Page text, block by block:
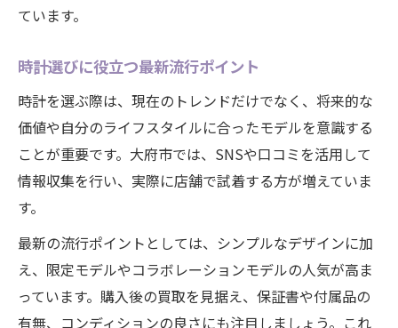
ています。
時計選びに役立つ最新流行ポイント
時計を選ぶ際は、現在のトレンドだけでなく、将来的な
価値や自分のライフスタイルに合ったモデルを意識する
ことが重要です。大府市では、SNSや口コミを活用して
情報収集を行い、実際に店舗で試着する方が増えていま
す。
最新の流行ポイントとしては、シンプルなデザインに加
え、限定モデルやコラボレーションモデルの人気が高ま
っています。購入後の買取を見据え、保証書や付属品の
有無、コンディションの良さにも注目しましょう。これ